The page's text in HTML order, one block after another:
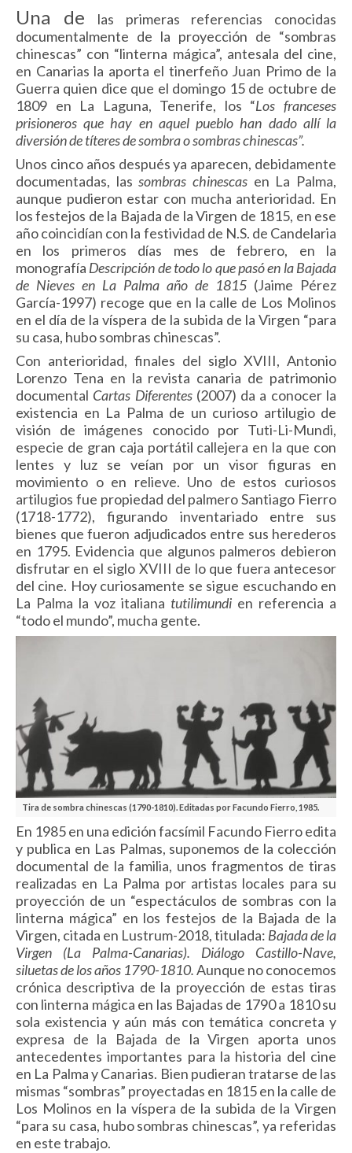
Una de
las primeras referencias conocidas
documentalmente de la proyección de “sombras
chinescas” con “linterna mágica”, antesala del cine,
en Canarias la aporta el tinerfeño Juan Primo de la
Guerra quien dice que el domingo 15 de octubre de
1809 en La Laguna, Tenerife, los “Los franceses
prisioneros que hay en aquel pueblo han dado allí la
diversión de títeres de sombra o sombras chinescas”.
Unos cinco años después ya aparecen, debidamente
documentadas, lassombras chinescas en La Palma,
aunque pudieron estar con mucha anterioridad. En
los festejos de la Bajada de la Virgen de 1815, en ese
año coincidían con la festividad de N.S. de Candelaria
en los primeros días mes de febrero, en la
monografía Descripción de todo lo que pasó en la Bajada
de Nieves en La Palma año de 1815 (Jaime Pérez
García-1997) recoge que en la calle de Los Molinos
en el día de la víspera de la subida de la Virgen “para
su casa, hubo sombras chinescas”.
Con anterioridad, finales del siglo XVIII, Antonio
Lorenzo Tena en la revista canaria de patrimonio
documental Cartas Diferentes(2007) da a conocer la
existencia en La Palma de un curioso artilugio de
visión de imágenes conocido por Tuti-Li-Mundi,
especie de gran caja portátil callejera en la que con
lentes y luz se veían por un visor figuras en
movimiento o en relieve. Uno de estos curiosos
artilugios fue propiedad del palmero Santiago Fierro
(1718-1772), figurando inventariado entre sus
bienes que fueron adjudicados entre sus herederos
en 1795. Evidencia que algunos palmeros debieron
disfrutar en el siglo XVIII de lo que fuera antecesor
del cine. Hoy curiosamente se sigue escuchando en
La Palma la voz italiana tutilimundi en referencia a
“todo el mundo”, mucha gente.
Tira de sombra chinescas (1790-1810). Editadas por Facundo Fierro, 1985.
En 1985 en una edición facsímil Facundo Fierro edita
y publica en Las Palmas, suponemos de la colección
documental de la familia, unos fragmentos de tiras
realizadas en La Palma por artistas locales para su
proyección de un “espectáculos de sombras con la
linterna mágica” en los festejos de la Bajada de la
Virgen, citada en Lustrum-2018, titulada: Bajada de la
Virgen (La Palma-Canarias). Diálogo Castillo-Nave,
siluetas de los años 1790-1810.Aunque no conocemos
crónica descriptiva de la proyección de estas tiras
con linterna mágica en las Bajadas de 1790 a 1810 su
sola existencia y aún más con temática concreta y
expresa de la Bajada de la Virgen aporta unos
antecedentes importantes para la historia del cine
en La Palma y Canarias. Bien pudieran tratarse de las
mismas “sombras” proyectadas en 1815 en la calle de
Los Molinos en la víspera de la subida de la Virgen
“para su casa, hubo sombras chinescas”, ya referidas
en este trabajo.